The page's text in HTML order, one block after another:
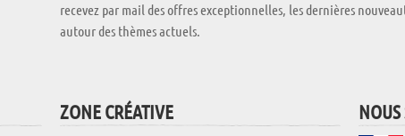
recevez par mail des offres exceptionnelles, les dernières
autour des thèmes actuels.
ZONE CRÉATIVE